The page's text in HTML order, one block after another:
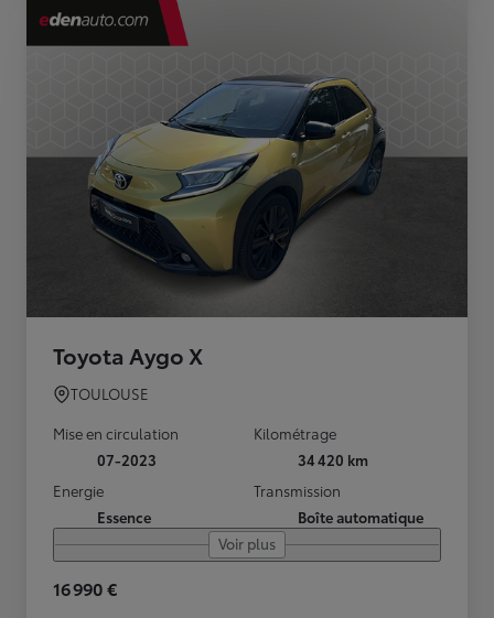
Toyota Aygo X
TOULOUSE
Mise en circulation
07-2023
Kilométrage
34 420 km
Energie
Essence
Transmission
Boîte automatique
Voir plus
16 990 €